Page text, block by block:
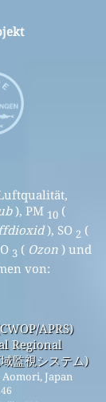
), PM 10(
), SO 2 (
3 ( Ozon) und
von:
APRS)
Regional
監視システム)
Japan